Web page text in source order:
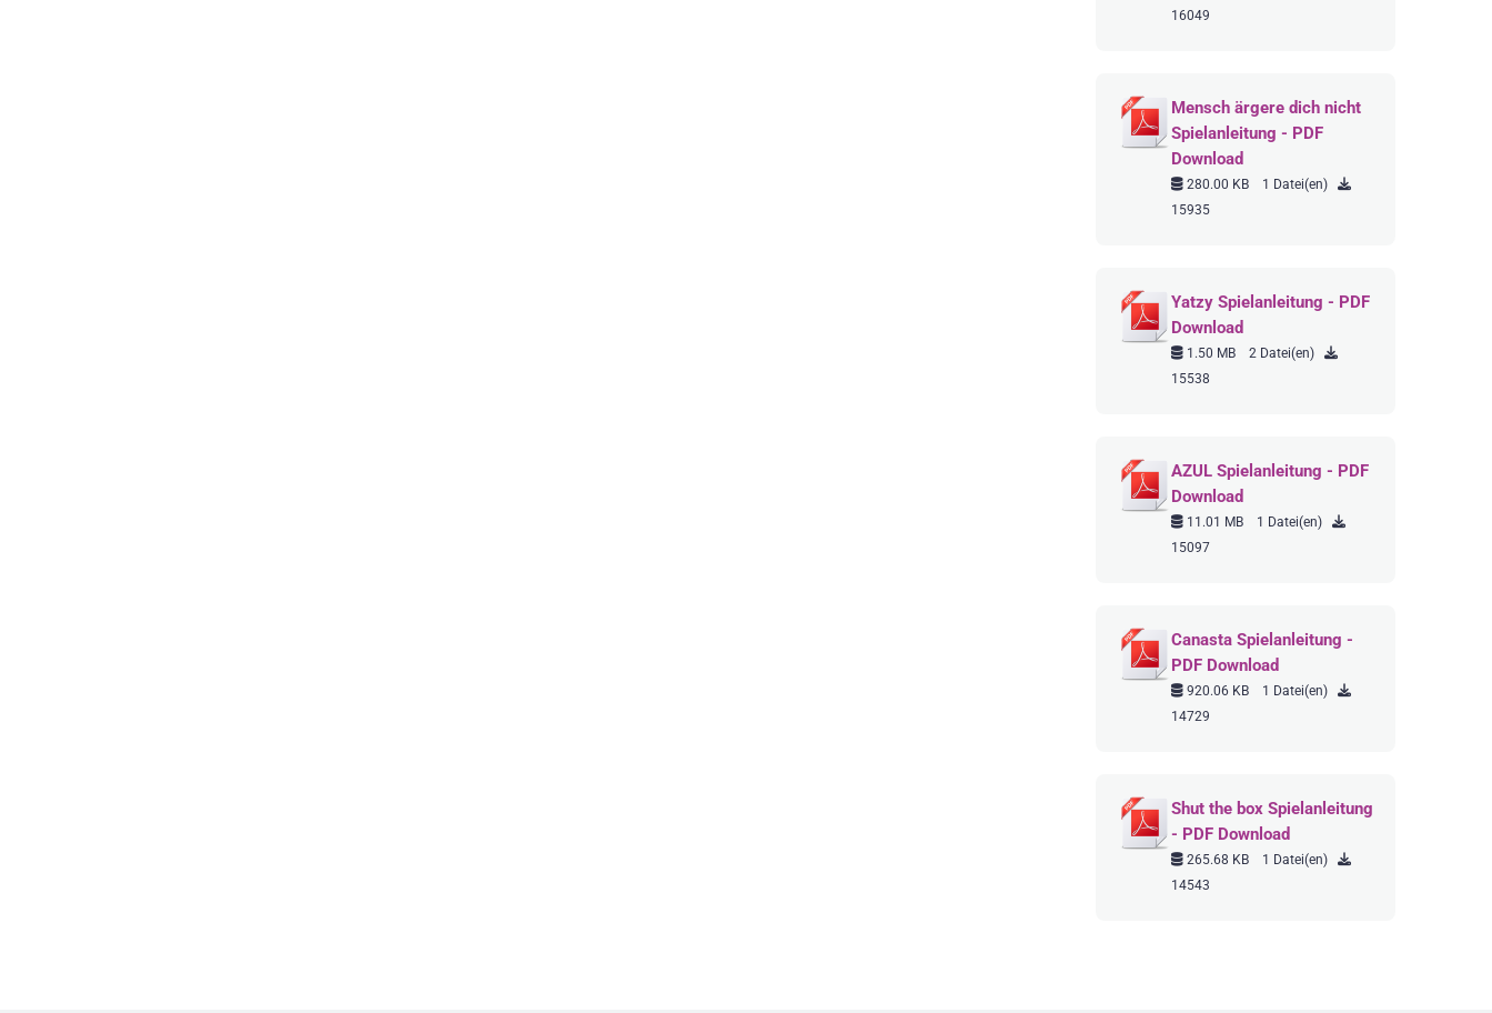
16049
Mensch ärgere dich nicht
Spielanleitung - PDF
Download
280.00 KB
1 Datei(en)
15935
Yatzy Spielanleitung - PDF
Download
1.50 MB
2 Datei(en)
15538
AZUL Spielanleitung - PDF
Download
11.01 MB
1 Datei(en)
15097
Canasta Spielanleitung -
PDF Download
920.06 KB
1 Datei(en)
14729
Shut the box Spielanleitung
- PDF Download
265.68 KB
1 Datei(en)
14543